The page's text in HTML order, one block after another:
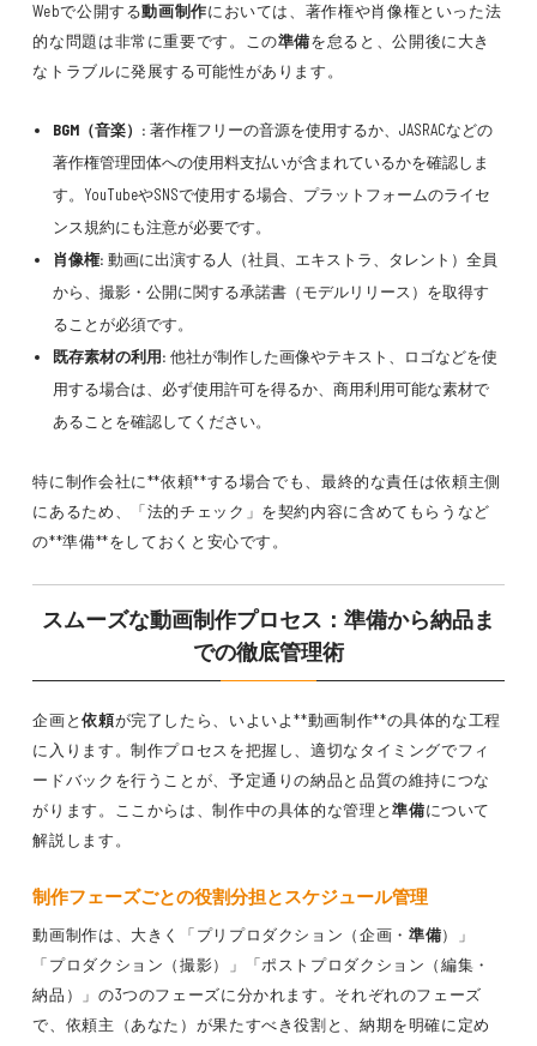
Webで公開する動画制作においては、著作権や肖像権といった法
的な問題は非常に重要です。この準備を怠ると、公開後に大き
なトラブルに発展する可能性があります。
BGM（音楽）: 著作権フリーの音源を使用するか、JASRACなどの
著作権管理団体への使用料支払いが含まれているかを確認しま
す。YouTubeやSNSで使用する場合、プラットフォームのライセ
ンス規約にも注意が必要です。
肖像権: 動画に出演する人（社員、エキストラ、タレント）全員
から、撮影・公開に関する承諾書（モデルリリース）を取得す
ることが必須です。
既存素材の利用: 他社が制作した画像やテキスト、ロゴなどを使
用する場合は、必ず使用許可を得るか、商用利用可能な素材で
あることを確認してください。
特に制作会社に**依頼**する場合でも、最終的な責任は依頼主側
にあるため、「法的チェック」を契約内容に含めてもらうなど
の**準備**をしておくと安心です。
スムーズな動画制作プロセス：準備から納品ま
での徹底管理術
企画と依頼が完了したら、いよいよ**動画制作**の具体的な工程
に入ります。制作プロセスを把握し、適切なタイミングでフィ
ードバックを行うことが、予定通りの納品と品質の維持につな
がります。ここからは、制作中の具体的な管理と準備について
解説します。
制作フェーズごとの役割分担とスケジュール管理
動画制作は、大きく「プリプロダクション（企画・ 準備）」
「プロダクション（撮影）」「ポストプロダクション（編集・
納品）」の3つのフェーズに分かれます。それぞれのフェーズ
で、依頼主（あなた）が果たすべき役割と、納期を明確に定め